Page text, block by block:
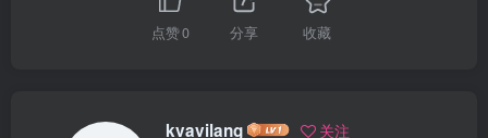
点赞0 分享 收藏
kvavilang 关注